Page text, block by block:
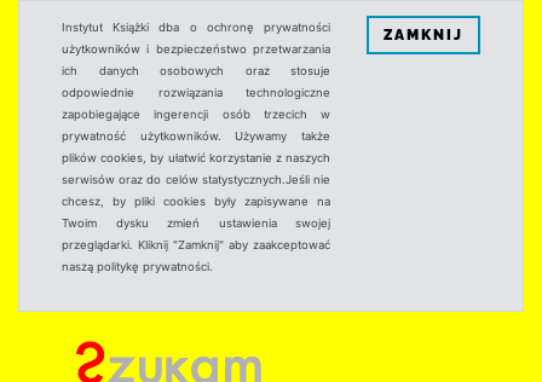
Instytut Książki dba o ochronę prywatności
użytkowników i bezpieczeństwo przetwarzania
ich danych osobowych oraz stosuje
odpowiednie rozwiązania technologiczne
zapobiegające ingerencji osób trzecich w
prywatność użytkowników. Używamy także
plików cookies, by ułatwić korzystanie z naszych
serwisów oraz do celów statystycznych.Jeśli nie
chcesz, by pliki cookies były zapisywane na
Twoim dysku zmień ustawienia swojej
przeglądarki. Kliknij "Zamknij" aby zaakceptować
naszą politykę prywatności.
ZAMKNIJ